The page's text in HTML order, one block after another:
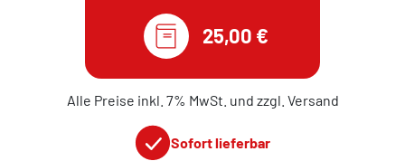
25,00 €
Alle Preise inkl. 7% MwSt. und zzgl. Versand
Sofort lieferbar